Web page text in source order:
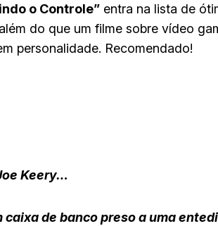
o Controle” entra na lista de
do que um filme sobre vídeo
personalidade. Recomendado!
Keery…
caixa de banco preso a uma